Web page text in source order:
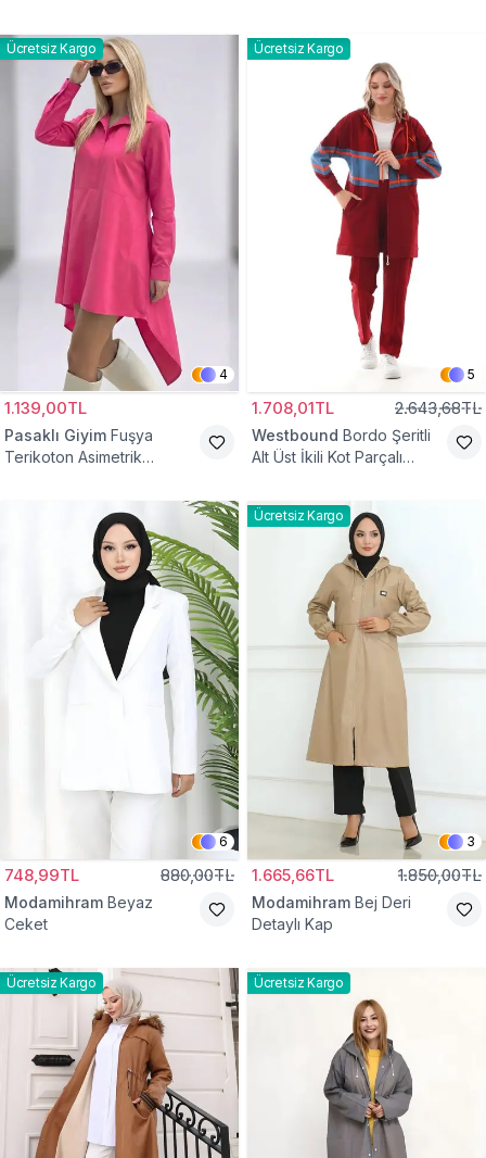
Ücretsiz Kargo
4
1.139,00TL
Pasaklı Giyim Fuşya
Terikoton Asimetrik
Ücretsiz Kargo
5
1.708,01TL 2.643,68TL
Westbound Bordo Şeritli
Alt Üst İkili Kot Parçalı
6
748,99TL 880,00TL
Modamihram Beyaz
Ceket
Ücretsiz Kargo
3
1.665,66TL 1.850,00TL
Modamihram Bej Deri
Detaylı Kap
Ücretsiz Kargo Ücretsiz Kargo